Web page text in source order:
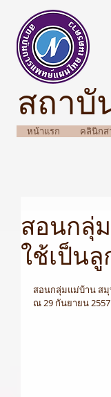
สถาบั
คลินิกส
หน้าแรก
สอนกลุ่
ใช้เป็น
สอนกลุ่มแม่บ้าน สมุ
ณ 29 กันยายน 2557